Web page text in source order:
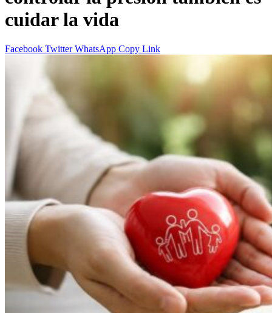
cuidar la vida
Facebook Twitter WhatsApp Copy Link